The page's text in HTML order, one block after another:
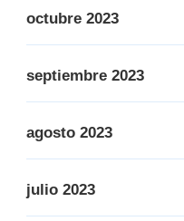
octubre 2023
septiembre 2023
agosto 2023
julio 2023